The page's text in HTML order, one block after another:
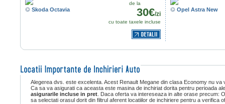
Skoda Octavia
de la
30€/zi
cu toate taxele incluse
Opel Astra New
Alegerea dvs. este excelenta. Acest Renault Megane din clasa Economy nu
Ca sa va asigurati ca aceasta este masina de inchiriat dorita pentru perioada
asigurarile incluse in pret . Daca oferta va intereseaza in alte orase precum:
sa selectati orasul dorit din filtrul aferent locatiilor de inchiriere pentru a